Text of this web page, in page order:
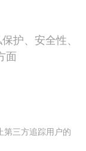
护、安全性、
面
第三方追踪用户的